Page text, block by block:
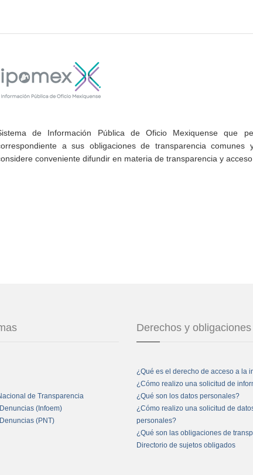
de Información Pública de Oficio Mexiquense que
a sus obligaciones de transparencia
conveniente difundir en materia de transparencia y
de Transparencia
(Infoem)
(PNT)
Derechos y obligaciones
¿Qué es el derecho de acceso a la
¿Cómo realizo una solicitud de
¿Qué son los datos personales?
¿Cómo realizo una solicitud de
personales?
¿Qué son las obligaciones de
Directorio de sujetos obligados